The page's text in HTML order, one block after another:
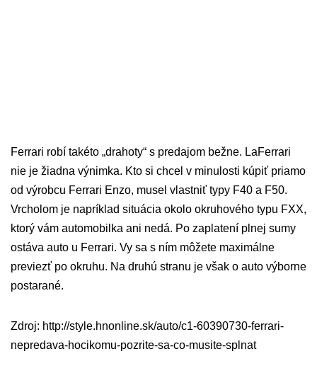
Ferrari robí takéto „drahoty“ s predajom bežne. LaFerrari
nie je žiadna výnimka. Kto si chcel v minulosti kúpiť priamo
od výrobcu Ferrari Enzo, musel vlastniť typy F40 a F50.
Vrcholom je napríklad situácia okolo okruhového typu FXX,
ktorý vám automobilka ani nedá. Po zaplatení plnej sumy
ostáva auto u Ferrari. Vy sa s ním môžete maximálne
previezť po okruhu. Na druhú stranu je však o auto výborne
postarané.
Zdroj: http://style.hnonline.sk/auto/c1-60390730-ferrari-
nepredava-hocikomu-pozrite-sa-co-musite-splnat